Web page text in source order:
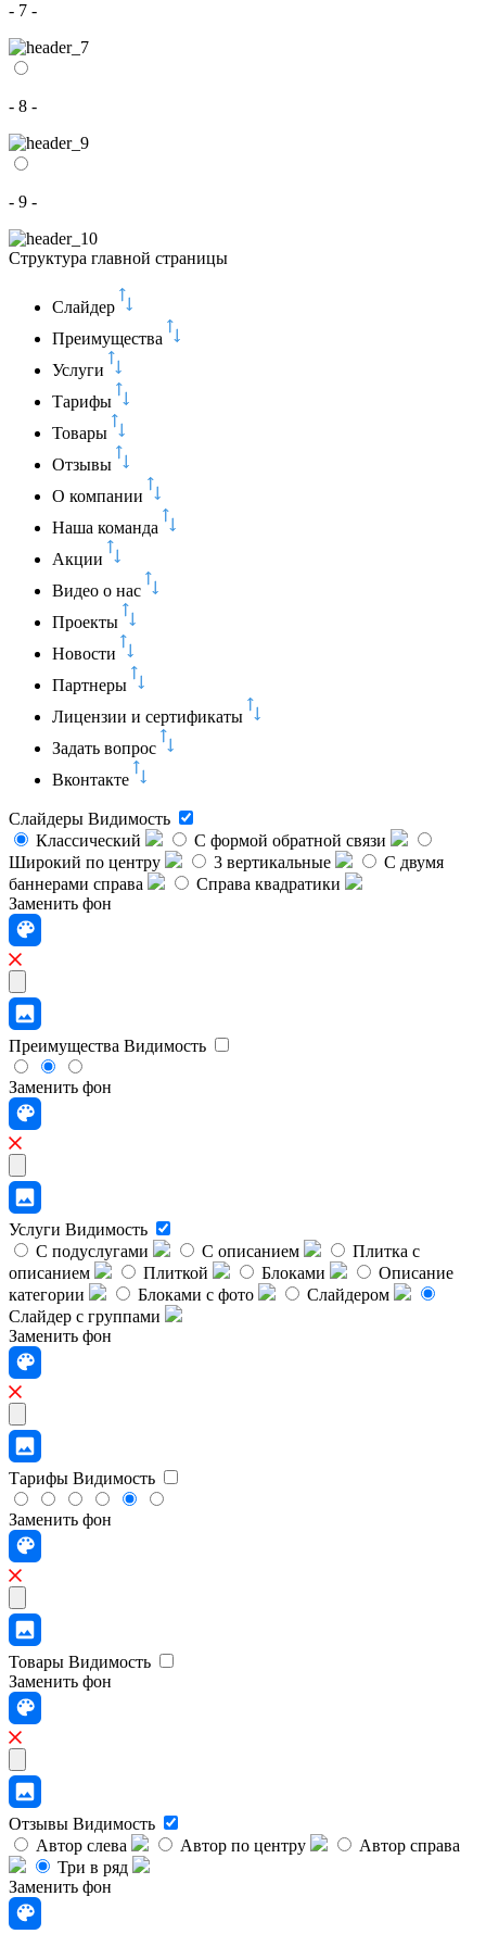
- 7 -
- 8 -
- 9 -
Структура главной страницы
Слайдер
Преимущества
Услуги
Тарифы
Товары
Отзывы
О компании
Наша команда
Акции
Видео о нас
Проекты
Новости
Партнеры
Лицензии и сертификаты
Задать вопрос
Вконтакте
Слайдеры Видимость
Классический
C формой обратной связи
Широкий по центру
3 вертикальные
С двумя
баннерами справа
Справа квадратики
Заменить фон
Преимущества Видимость
Заменить фон
Услуги Видимость
С подуслугами
С описанием
Плитка с
описанием
Плиткой Блоками
Описание
категории
Блоками с фото
Слайдером
Слайдер с группами
Заменить фон
Тарифы Видимость
Заменить фон
Товары Видимость
Заменить фон
Отзывы Видимость
Автор слева
Автор по центру
Автор справа
Три в ряд
Заменить фон